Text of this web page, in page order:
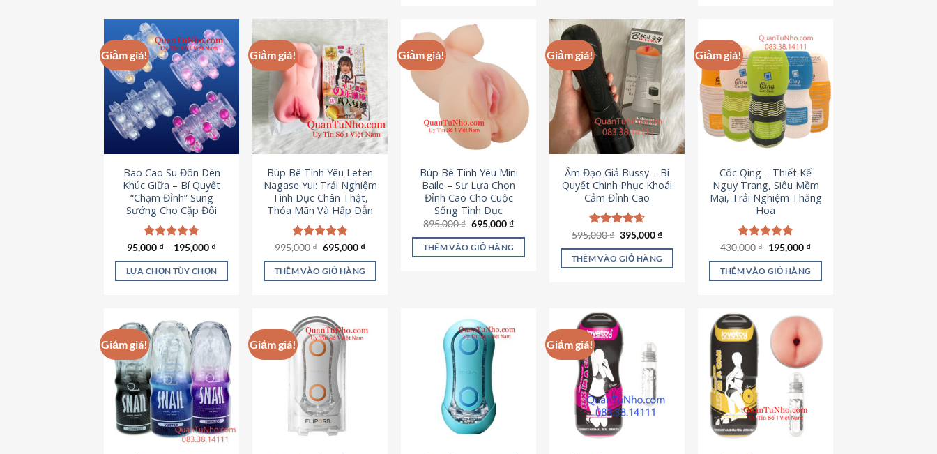
Giảm giá!
Bao Cao Su Đôn Dên
Khúc Giữa – Bí Quyết
“Chạm Đỉnh” Sung
Sướng Cho Cặp Đôi
Được xếp
5 sao
95,000₫ – 195,000₫
LỰA CHỌN TÙY CHỌN
này
có
nhiều
biến
thể.
Các
tùy
chọn
Giảm giá!
Búp Bê Tình Yêu Leten
Nagase Yui: Trải Nghiệm
Tình Dục Chân Thật,
Thỏa Mãn Và Hấp Dẫn
Được xếp
5 sao
995,000₫ Giá
là:
995,000 ₫.
695,000₫Giá
tại
là:
THÊM VÀO GIỎ HÀNG
Giảm giá!
Búp Bê Tình Yêu Mini
Baile – Sự Lựa Chọn
Đỉnh Cao Cho Cuộc
Sống Tình Dục
895,000₫ Giá
là:
895,000 ₫.
695,000₫Giá
tại
là:
THÊM VÀO GIỎ HÀNG
Giảm giá!
Âm Đạo Giả Bussy – Bí
Quyết Chinh Phục Khoái
Cảm Đỉnh Cao
Được xếp
5 sao
595,000₫ Giá
là:
595,000 ₫.
395,000₫Giá
tại
là:
THÊM VÀO GIỎ HÀNG
Giảm giá!
Cốc Qing – Thiết Kế
Ngụy Trang, Siêu Mềm
Mại, Trải Nghiệm Thăng
Hoa
Được xếp
5 sao
430,000₫ Giá
là:
430,000 ₫.
195,000₫Giá
tại
là:
THÊM VÀO GIỎ HÀNG
Giảm giá! Giảm giá! Giảm giá!